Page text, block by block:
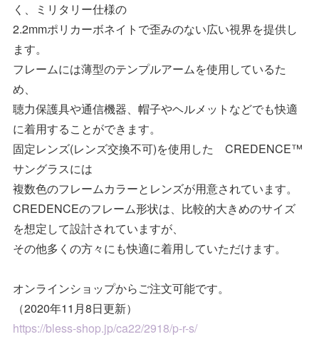
く、ミリタリー仕様の
2.2mmポリカーボネイトで歪みのない広い視界を提供し
ます。
フレームには薄型のテンプルアームを使用しているた
め、
聴力保護具や通信機器、帽子やヘルメットなどでも快適
に着用することができます。
固定レンズ(レンズ交換不可)を使用した CREDENCE™
サングラスには
複数色のフレームカラーとレンズが用意されています。
CREDENCEのフレーム形状は、比較的大きめのサイズ
を想定して設計されていますが、
その他多くの方々にも快適に着用していただけます。
オンラインショップからご注文可能です。
（2020年11月8日更新）
https://bless-shop.jp/ca22/2918/p-r-s/